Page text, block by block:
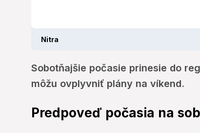
Nitra
Sobotňajšie počasie prinesie do
môžu ovplyvniť plány na víkend.
Predpoveď počasia na